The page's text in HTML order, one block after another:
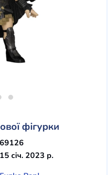
фігурки
69126
15 січ. 2023 р.